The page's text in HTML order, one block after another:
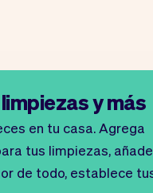
y más
en tu casa. Agrega
tus limpiezas,
de todo, establece